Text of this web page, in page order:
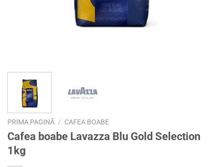
PRIMA PAGINĂ / CAFEA BOABE
Cafea boabe Lavazza Blu Gold Selection
1kg